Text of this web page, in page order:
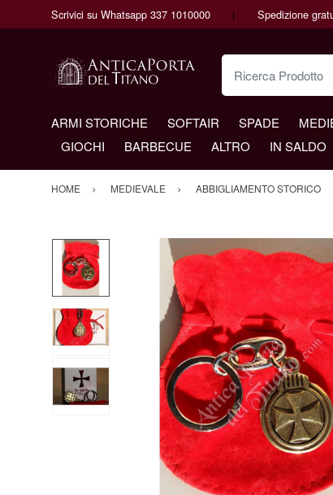
Scrivici su Whatsapp 337 1010000 Spedizione
Ricerca Prodotto
ARMI STORICHE SOFTAIR SPADE
GIOCHI
BARBECUE ALTRO IN SALDO
HOME MEDIEVALE ABBIGLIAMENTO STORICO